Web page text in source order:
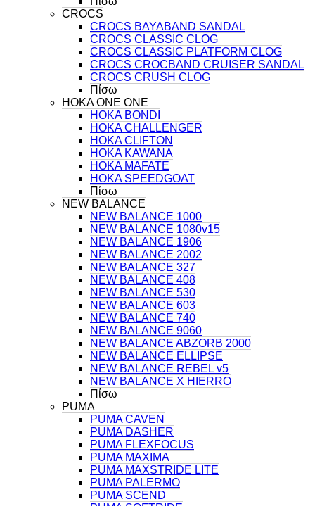
CROCS
CROCS BAYABAND SANDAL
CROCS CLASSIC CLOG
CROCS CLASSIC PLATFORM CLOG
CROCS CROCBAND CRUISER SANDAL
CROCS CRUSH CLOG
Πίσω
HOKA ONE ONE
HOKA BONDI
HOKA CHALLENGER
HOKA CLIFTON
HOKA KAWANA
HOKA MAFATE
HOKA SPEEDGOAT
Πίσω
NEW BALANCE
NEW BALANCE 1000
NEW BALANCE 1080v15
NEW BALANCE 1906
NEW BALANCE 2002
NEW BALANCE 327
NEW BALANCE 408
NEW BALANCE 530
NEW BALANCE 603
NEW BALANCE 740
NEW BALANCE 9060
NEW BALANCE ABZORB 2000
NEW BALANCE ELLIPSE
NEW BALANCE REBEL v5
NEW BALANCE X HIERRO
Πίσω
PUMA
PUMA CAVEN
PUMA DASHER
PUMA FLEXFOCUS
PUMA MAXIMA
PUMA MAXSTRIDE LITE
PUMA PALERMO
PUMA SCEND